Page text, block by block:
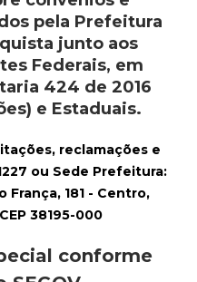
pela Prefeitura
junto aos
Federais, em
424 de 2016
e Estaduais.
reclamações e
ou Sede Prefeitura:
França, 181 - Centro,
38195-000
conforme